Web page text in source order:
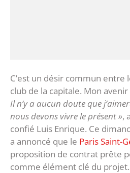
C’est un désir commun entre
club de la capitale. Mon
Il n’y a aucun doute que
nous devons vivre le présent »,
confié Luis Enrique. Ce
a annoncé que le Paris Saint-
proposition de contrat prête
comme élément clé du projet.